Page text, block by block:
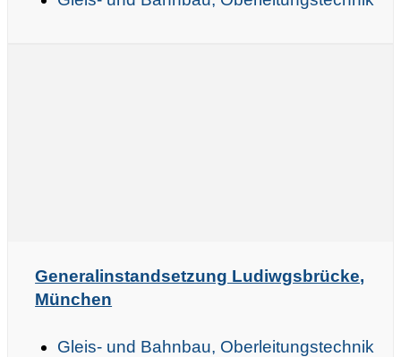
Generalinstandsetzung Ludiwgsbrücke,
München
Gleis- und Bahnbau, Oberleitungstechnik